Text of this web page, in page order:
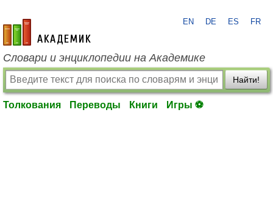
academic.ru
EN DE ES FR
Словари и энциклопедии на Академике
Найти!
Толкования Переводы Книги Игры ⚽